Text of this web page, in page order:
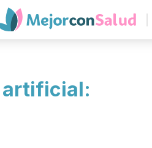
artificial: